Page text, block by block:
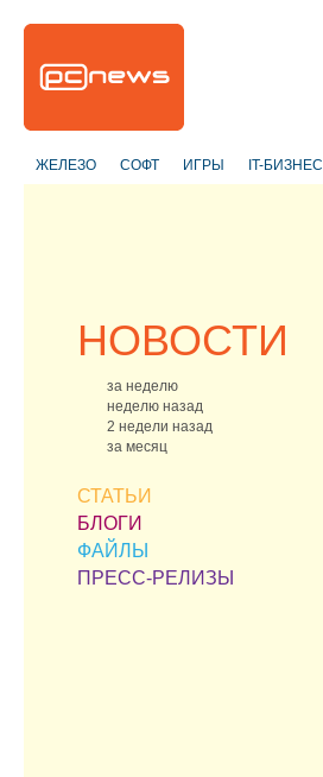
ЖЕЛЕЗО СОФТ ИГРЫ IT-БИЗНЕС
НОВОСТИ
за неделю
неделю назад
2 недели назад
за месяц
СТАТЬИ
БЛОГИ
ФАЙЛЫ
ПРЕСС-РЕЛИЗЫ